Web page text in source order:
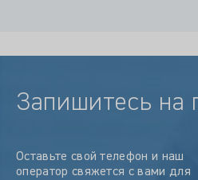
Запишитесь на
Оставьте свой телефон и наш
оператор свяжется с вами для